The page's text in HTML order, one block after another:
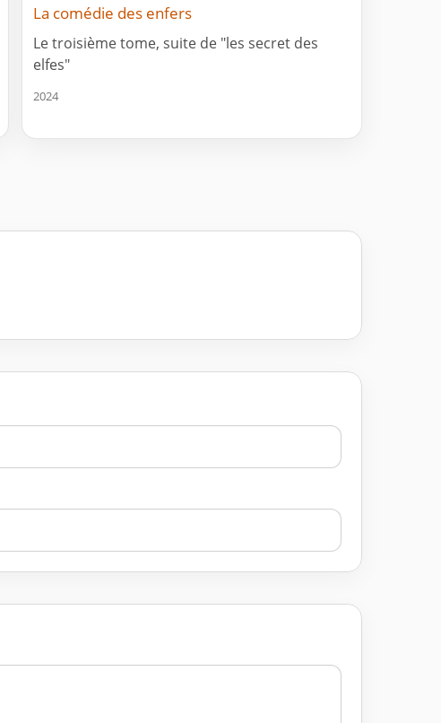
La comédie des enfers
Le troisième tome, suite de "les secret des
elfes"
2024